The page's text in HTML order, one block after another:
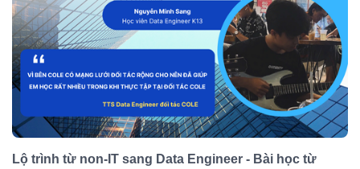
Lộ trình từ non-IT sang Data Engineer - Bài học từ